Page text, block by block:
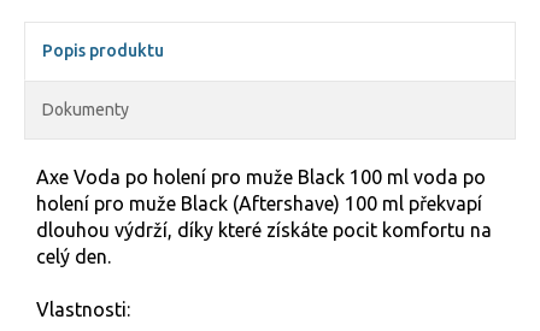
Popis produktu
Dokumenty
Axe Voda po holení pro muže Black 100 ml voda po
holení pro muže Black (Aftershave) 100 ml překvapí
dlouhou výdrží, díky které získáte pocit komfortu na
celý den.
Vlastnosti: